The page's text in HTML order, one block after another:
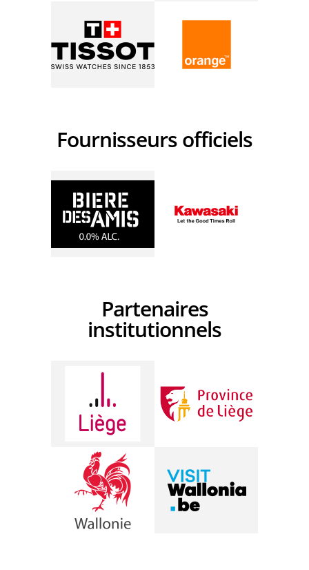
Fournisseurs officiels
Partenaires
institutionnels